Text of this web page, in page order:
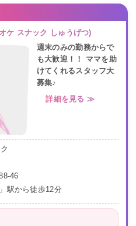
ケ スナック しゅうげつ)
週末のみの勤務からで
も大歓迎！！ ママを助
けてくれるスタッフ大
募集♪
詳細を見る ≫
88-46
駅から徒歩12分